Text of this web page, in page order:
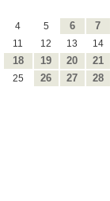
4 5 6 7
11 12 13 14
18 19 20 21
25 26 27 28